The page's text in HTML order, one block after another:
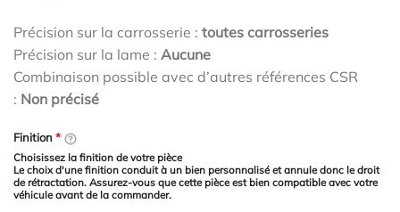
Précision sur la carrosserie : toutes carrosseries
Précision sur la lame : Aucune
Combinaison possible avec d’autres références CSR
: Non précisé
Finition*
Choisissez la finition de votre pièce
Le choix d'une finition conduit à un bien personnalisé et annule donc le droit
de rétractation. Assurez-vous que cette pièce est bien compatible avec votre
véhicule avant de la commander.